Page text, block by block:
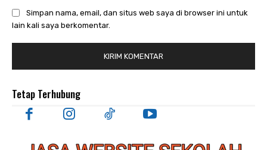
Simpan nama, email, dan situs web saya di browser ini untuk
lain kali saya berkomentar.
Tetap Terhubung